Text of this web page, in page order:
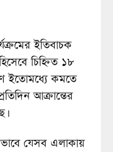
ইতিবাচক
চিহ্নিত ১৮
ইতোমধ্যে কমতে
আক্রান্তের
যেসব এলাকায়